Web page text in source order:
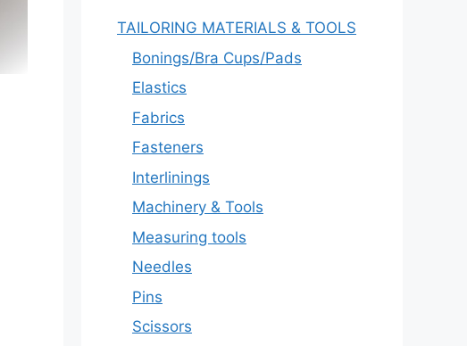
TAILORING MATERIALS & TOOLS
Bonings/Bra Cups/Pads
Elastics
Fabrics
Fasteners
Interlinings
Machinery & Tools
Measuring tools
Needles
Pins
Scissors